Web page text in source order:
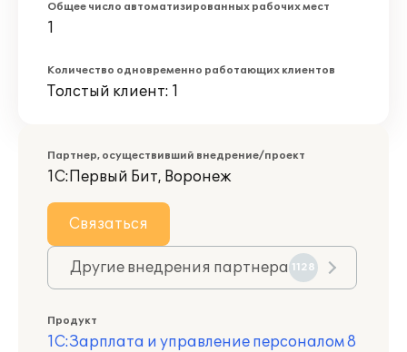
Общее число автоматизированных рабочих мест
1
Количество одновременно работающих клиентов
Толстый клиент: 1
Партнер, осуществивший внедрение/проект
1С:Первый Бит, Воронеж
Связаться
Другие внедрения партнера 1128
Продукт
1С:Зарплата и управление персоналом 8